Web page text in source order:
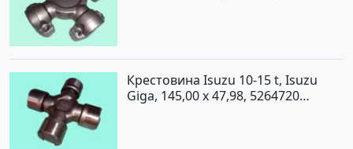
Крестовина Isuzu 10-15 t, Isuzu
Giga, 145,00 x 47,98, 5264720